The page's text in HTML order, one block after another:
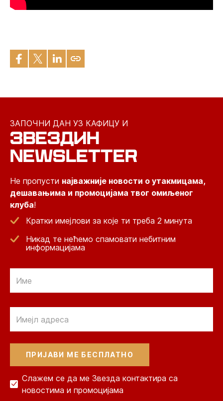
ЗАПОЧНИ ДАН УЗ КАФИЦУ И
ЗВЕЗДИН
NEWSLETTER
Не пропусти најважније новости о утакмицама,
дешавањима и промоцијама твог омиљеног
клуба!
Кратки имејлови за које ти треба 2 минута
Никад те нећемо спамовати небитним
информацијама
Слажем се да ме Звезда контактира са
новостима и промоцијама